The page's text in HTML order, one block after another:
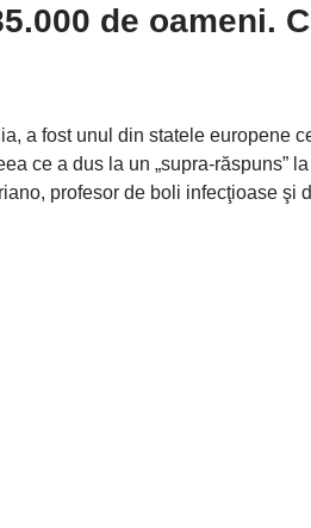
de oameni.
a fost unul din statele europene
ce a dus la un „supra-răspuns”
profesor de boli infecţioase şi